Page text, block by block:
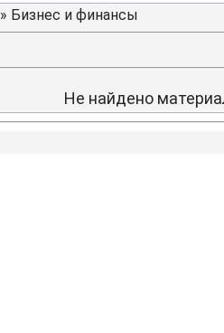
» Бизнес и финансы
Не найдено